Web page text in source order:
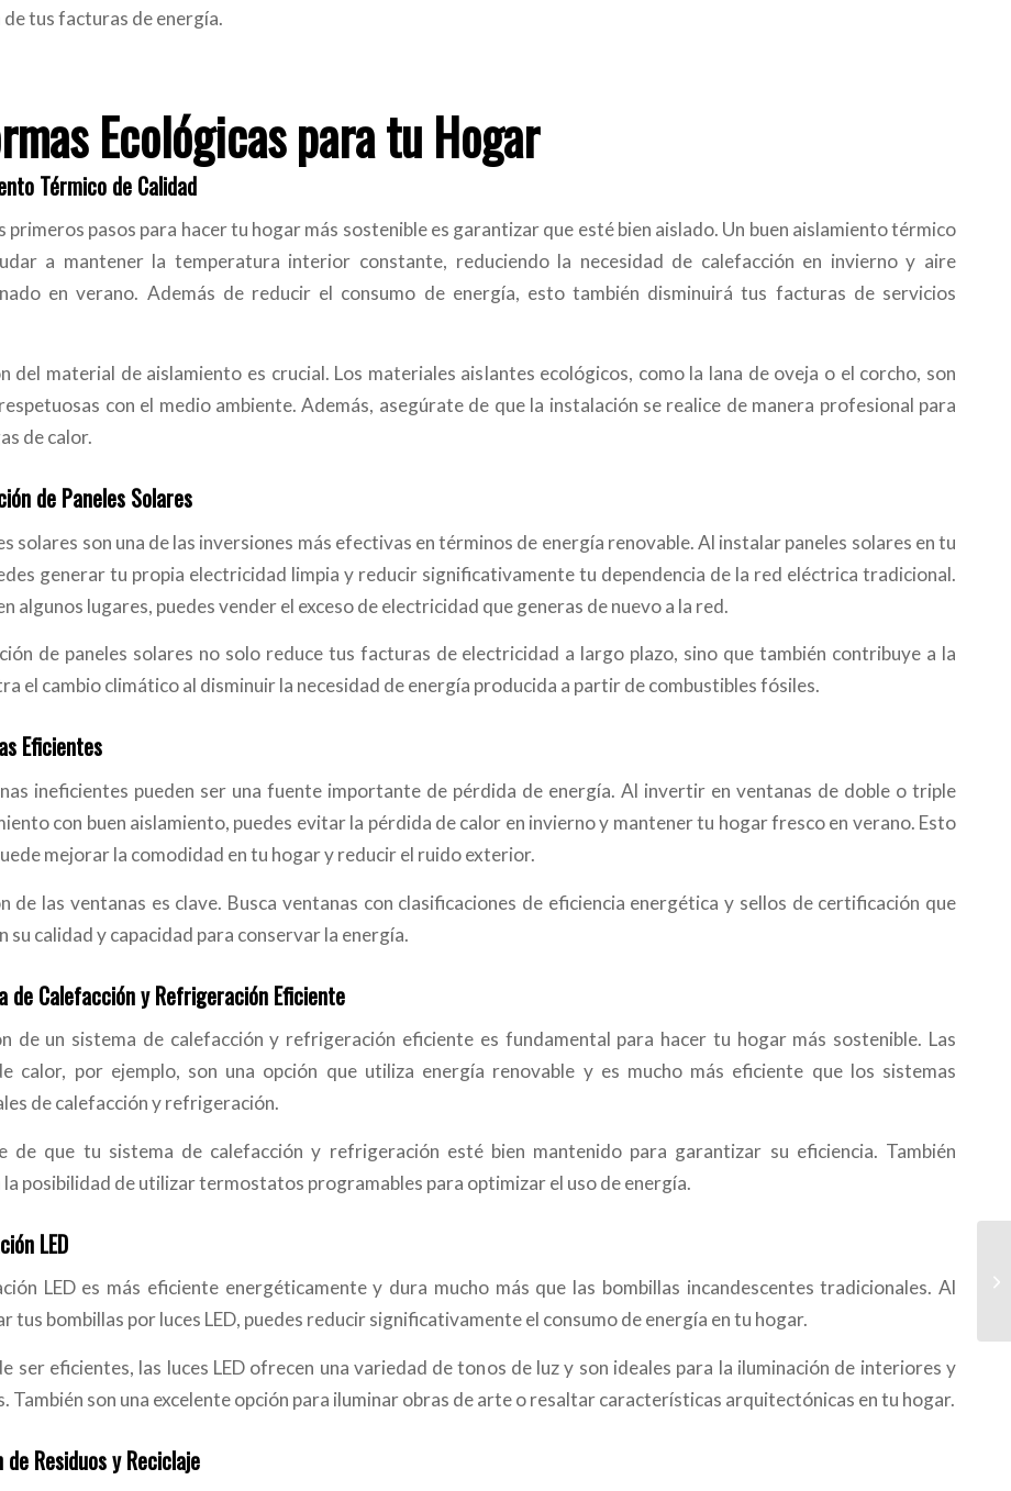
tus facturas de energía.
Ecológicas para tu Hogar
Térmico de Calidad
primeros pasos para hacer tu hogar más sostenible es garantizar que esté bien aislado. Un buen aislamiento térmico
a mantener la temperatura interior constante, reduciendo la necesidad de calefacción en invierno y aire
en verano. Además de reducir el consumo de energía, esto también disminuirá tus facturas de servicios
del material de aislamiento es crucial. Los materiales aislantes ecológicos, como la lana de oveja o el corcho, son
con el medio ambiente. Además, asegúrate de que la instalación se realice de manera profesional para
de calor.
de Paneles Solares
solares son una de las inversiones más efectivas en términos de energía renovable. Al instalar paneles solares en tu
generar tu propia electricidad limpia y reducir significativamente tu dependencia de la red eléctrica tradicional.
algunos lugares, puedes vender el exceso de electricidad que generas de nuevo a la red.
de paneles solares no solo reduce tus facturas de electricidad a largo plazo, sino que también contribuye a la
el cambio climático al disminuir la necesidad de energía producida a partir de combustibles fósiles.
Eficientes
ineficientes pueden ser una fuente importante de pérdida de energía. Al invertir en ventanas de doble o triple
con buen aislamiento, puedes evitar la pérdida de calor en invierno y mantener tu hogar fresco en verano. Esto
mejorar la comodidad en tu hogar y reducir el ruido exterior.
de las ventanas es clave. Busca ventanas con clasificaciones de eficiencia energética y sellos de certificación que
su calidad y capacidad para conservar la energía.
de Calefacción y Refrigeración Eficiente
de un sistema de calefacción y refrigeración eficiente es fundamental para hacer tu hogar más sostenible. Las
calor, por ejemplo, son una opción que utiliza energía renovable y es mucho más eficiente que los sistemas
de calefacción y refrigeración.
de que tu sistema de calefacción y refrigeración esté bien mantenido para garantizar su eficiencia. También
la posibilidad de utilizar termostatos programables para optimizar el uso de energía.
LED
LED es más eficiente energéticamente y dura mucho más que las bombillas incandescentes tradicionales. Al
tus bombillas por luces LED, puedes reducir significativamente el consumo de energía en tu hogar.
ser eficientes, las luces LED ofrecen una variedad de tonos de luz y son ideales para la iluminación de interiores y
También son una excelente opción para iluminar obras de arte o resaltar características arquitectónicas en tu hogar.
de Residuos y Reciclaje